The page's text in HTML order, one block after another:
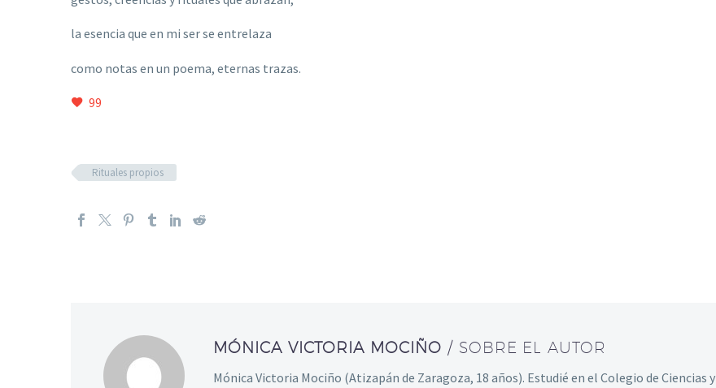
la esencia que en mi ser se entrelaza
como notas en un poema, eternas trazas.
99
Rituales propios
MÓNICA VICTORIA MOCIÑO / SOBRE EL AUTOR
Mónica Victoria Mociño (Atizapán de Zaragoza, 18 años). Estudié en el Colegio de Ciencias y